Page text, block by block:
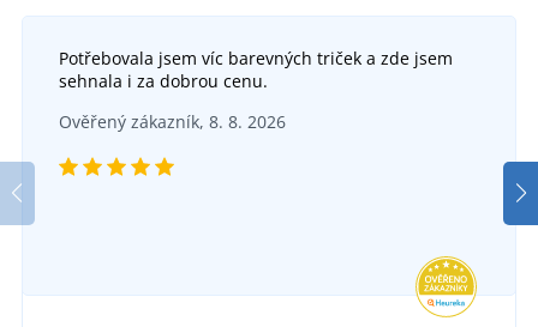
Dámské outdoorové kalhoty s odepínacími
1 186 Kč
Potřebovala jsem víc barevných triček a zde jsem
sehnala i za dobrou cenu.
Ověřený zákazník, 8. 8. 2026